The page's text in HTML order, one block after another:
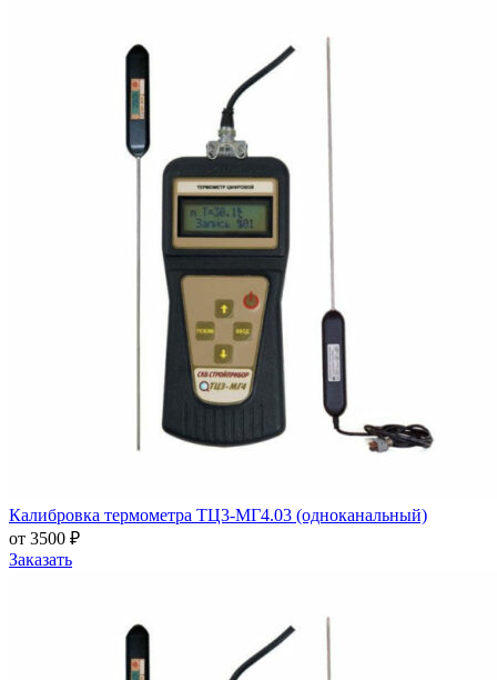
Калибровка термометра ТЦ3-МГ4.03 (одноканальный)
от 3500 ₽
Заказать